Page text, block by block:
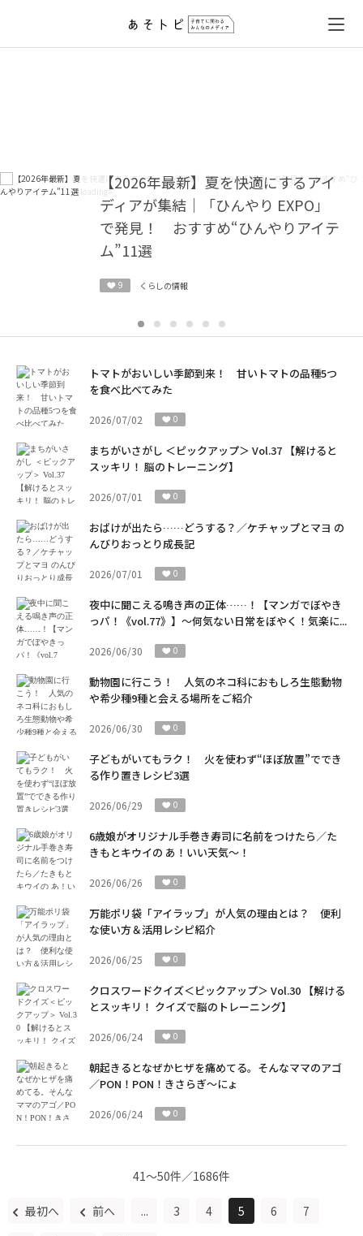
【2026年最新】夏を快適にするアイ
ディアが集結｜「ひんやり EXPO」
で発見！ おすすめ“ひんやりアイテ
ム”11選
9 くらしの情報
トマトがおいしい季節到来！ 甘いトマトの品種5つ
を食べ比べてみた
2026/07/02 0
まちがいさがし ＜ピックアップ＞ Vol.37 【解けると
スッキリ！ 脳のトレーニング】
2026/07/01 0
おばけが出たら……どうする？／ケチャップとマヨ の
んびりおっとり成長記
2026/07/01 0
夜中に聞こえる鳴き声の正体……！【マンガでぼやき
っパ！《vol.77》】～何気ない日常をぼやく！気楽に...
2026/06/30 0
動物園に行こう！ 人気のネコ科におもしろ生態動物
や希少種9種と会える場所をご紹介
2026/06/30 0
子どもがいてもラク！ 火を使わず“ほぼ放置”ででき
る作り置きレシピ3選
2026/06/29 0
6歳娘がオリジナル手巻き寿司に名前をつけたら／た
きもとキウイの あ！いい天気～！
2026/06/26 0
万能ポリ袋「アイラップ」が人気の理由とは？ 便利
な使い方＆活用レシピ紹介
2026/06/25 0
クロスワードクイズ＜ピックアップ＞ Vol.30 【解ける
とスッキリ！ クイズで脳のトレーニング】
2026/06/24 0
朝起きるとなぜかヒザを痛めてる。そんなママのアゴ
／PON！PON！きさらぎ～にょ
2026/06/24 0
41～50件／1686件
最初へ 前へ ... 3 4 5 6 7